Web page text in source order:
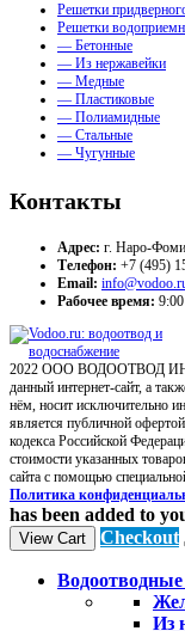
Решетки
Решетки
— Бетонные
— Из нержавейки
— Медные
— Пластиковые
— Полиамидные
— Стальные
— Чугунные
Контакты
Адрес: г. Наро-
Телефон: +7 (495)
Email:
Рабочее время:
2022 ООО ВОДООТВОД ИНН
данный интернет-сайт, а
нём, носит исключительно
является публичной
кодекса Российской
стоимости указанных
сайта с помощью
Политика
has been added to
View Cart Checkout
Из